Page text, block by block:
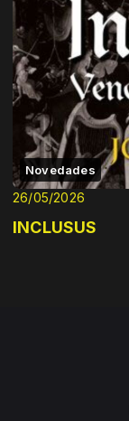
Novedades
26/05/2026
INCLUSUS